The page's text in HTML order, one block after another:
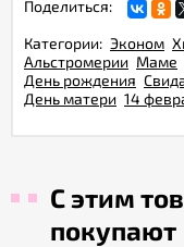
Поделиться:
Категории: Эконом
Альстромерии Маме
День рождения
День матери 14
С этим
покупают